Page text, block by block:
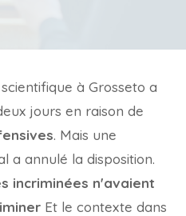
à Grosseto a
jours en raison de
. Mais une
a annulé la disposition.
incriminées n'avaient
Et le contexte dans